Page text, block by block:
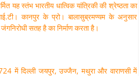
यह स्तंभ भारतीय धात्विक यांत्रिकी की श्रेष्ठता का
कानपुर के प्रो। बालासुब्रमण्यम के अनुसार
सतह है का निर्माण करता है।
1724 में दिल्ली जयपुर, उज्जैन, मथुरा और वाराणसी में